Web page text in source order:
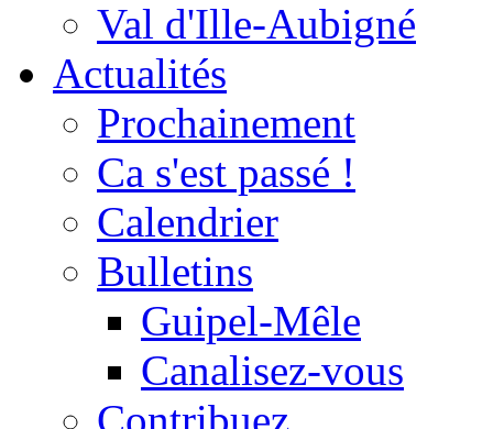
Val d'Ille-Aubigné
Actualités
Prochainement
Ca s'est passé !
Calendrier
Bulletins
Guipel-Mêle
Canalisez-vous
Contribuez